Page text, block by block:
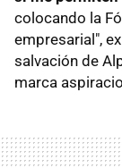
colocando la
empresarial",
salvación de
marca